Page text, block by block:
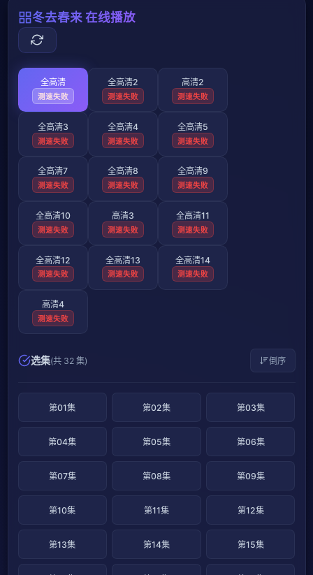
冬去春来 在线播放
全高清
测速失败
全高清2
测速失败
高清2
测速失败
全高清3
测速失败
全高清4
测速失败
全高清5
测速失败
全高清7
测速失败
全高清8
测速失败
全高清9
测速失败
全高清10
测速失败
高清3
测速失败
全高清11
测速失败
全高清12
测速失败
全高清13
测速失败
全高清14
测速失败
高清4
测速失败
选集(共 32 集) 倒序
第01集 第02集 第03集
第04集 第05集 第06集
第07集 第08集 第09集
第10集 第11集 第12集
第13集 第14集 第15集